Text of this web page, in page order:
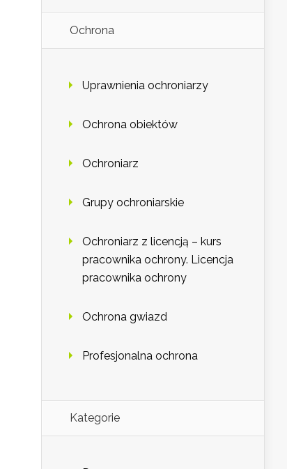
Ochrona
Uprawnienia ochroniarzy
Ochrona obiektów
Ochroniarz
Grupy ochroniarskie
Ochroniarz z licencją – kurs
pracownika ochrony. Licencja
pracownika ochrony
Ochrona gwiazd
Profesjonalna ochrona
Kategorie